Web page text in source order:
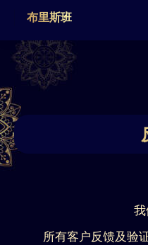
布里斯班
所有客户反馈及验